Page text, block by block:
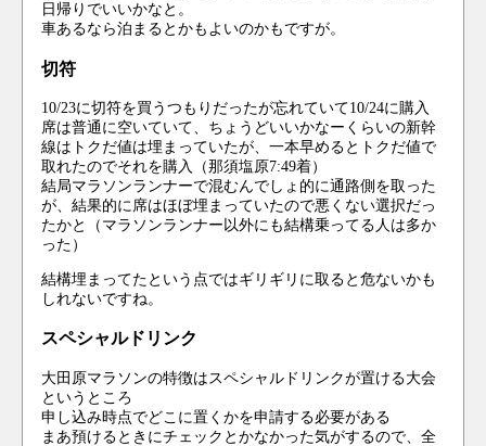
日帰りでいいかなと。
車あるなら泊まるとかもよいのかもですが。
切符
10/23に切符を買うつもりだったが忘れていて10/24に購入
席は普通に空いていて、ちょうどいいかなーくらいの新幹
線はトクだ値は埋まっていたが、一本早めるとトクだ値で
取れたのでそれを購入（那須塩原7:49着）
結局マラソンランナーで混むんでしょ的に通路側を取った
が、結果的に席はほぼ埋まっていたので悪くない選択だっ
たかと（マラソンランナー以外にも結構乗ってる人は多か
った）
結構埋まってたという点ではギリギリに取ると危ないかも
しれないですね。
スペシャルドリンク
大田原マラソンの特徴はスペシャルドリンクが置ける大会
というところ
申し込み時点でどこに置くかを申請する必要がある
まあ預けるときにチェックとかなかった気がするので、全